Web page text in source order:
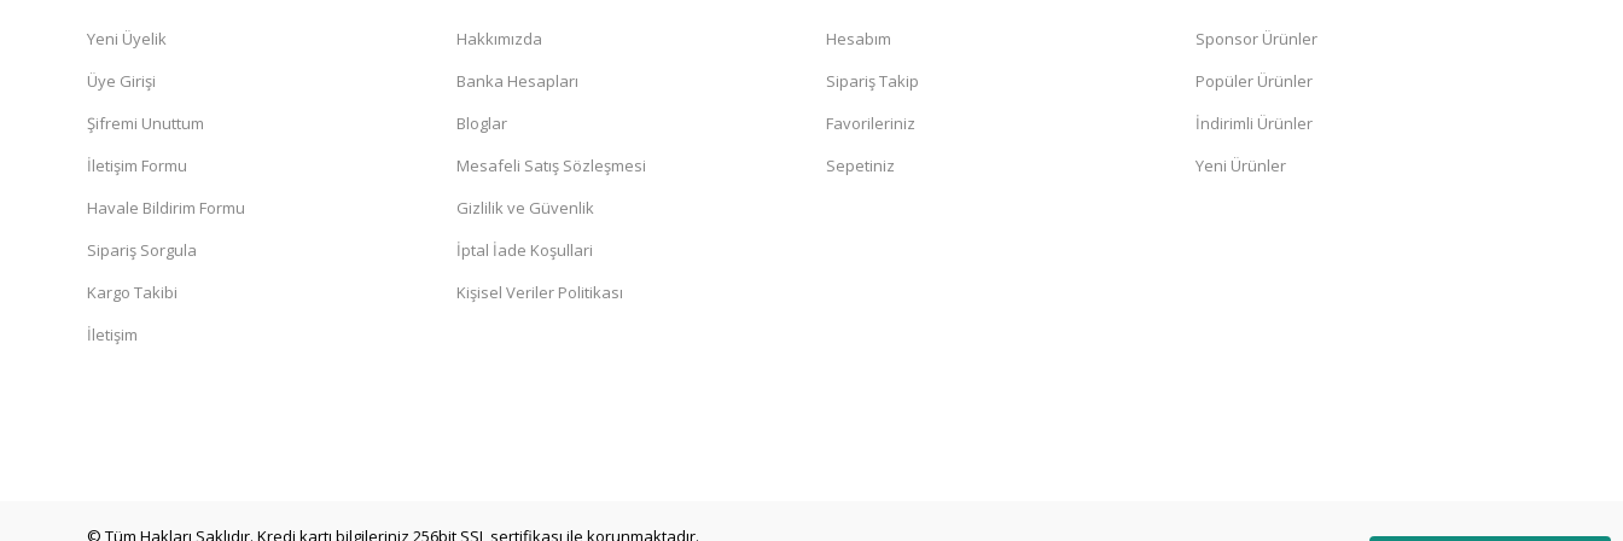
Ürünler kaliteli. Sistem hızlı çalışıyor
O... Ö... | 16/03/2026
Teslimat hızlı geldi sabah verdiğim siparii sonraki güne teslim ettiler ve sağlamdıda.
Deneyimini Paylaş Diğer yorumları göster
Yeni Üyelik
Üye Girişi
Şifremi Unuttum
İletişim Formu
Havale Bildirim Formu
Sipariş Sorgula
Kargo Takibi
İletişim
Hakkımızda
Banka Hesapları
Bloglar
Mesafeli Satış Sözleşmesi
Gizlilik ve Güvenlik
İptal İade Koşullari
Kişisel Veriler Politikası
Hesabım
Sipariş Takip
Favorileriniz
Sepetiniz
Sponsor Ürünler
Popüler Ürünler
İndirimli Ürünler
Yeni Ürünler
© Tüm Hakları Saklıdır. Kredi kartı bilgileriniz 256bit SSL sertifikası ile korunmaktadır.